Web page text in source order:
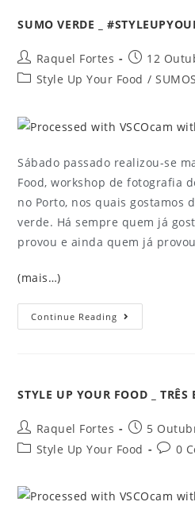
SUMO VERDE _
Raquel Fortes
12
Style Up Your Food / SUMOS
Sábado passado realizou-se
Food, workshop de fotografia
no Porto, nos quais gostamos
verde. Há sempre quem já
provou e ainda quem já
(mais…)
Continue Reading
STYLE UP YOUR FOOD _ TRÊS
Raquel Fortes
5
Style Up Your Food
0